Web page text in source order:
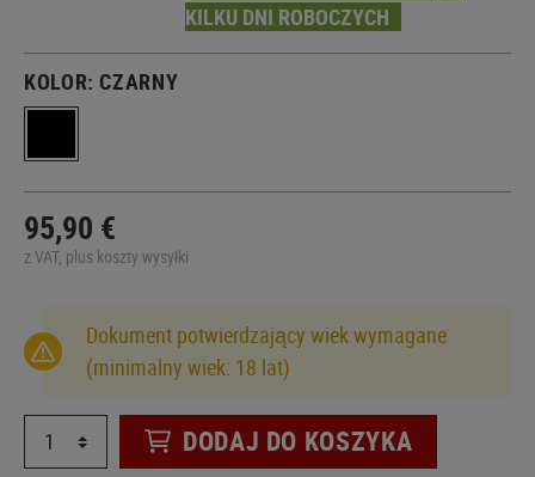
KILKU DNI ROBOCZYCH
KOLOR: CZARNY
95,90 €
z VAT, plus koszty wysyłki
Dokument potwierdzający wiek wymagane
(minimalny wiek: 18 lat)
DODAJ DO KOSZYKA